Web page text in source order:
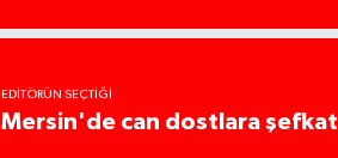
EDITÖRÜN SEÇTIĞI
Mersin'de can dostlara